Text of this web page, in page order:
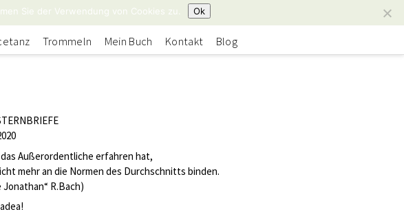
Trommeln Mein Buch Kontakt Blog
das Außerordentliche erfahren hat,
mehr an die Normen des Durchschnitts binden.
Jonathan“ R.Bach)
Sie der Verwendung von Cookies zu. Ok